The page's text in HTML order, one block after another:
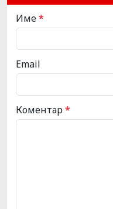
Име*
Email
Коментар*